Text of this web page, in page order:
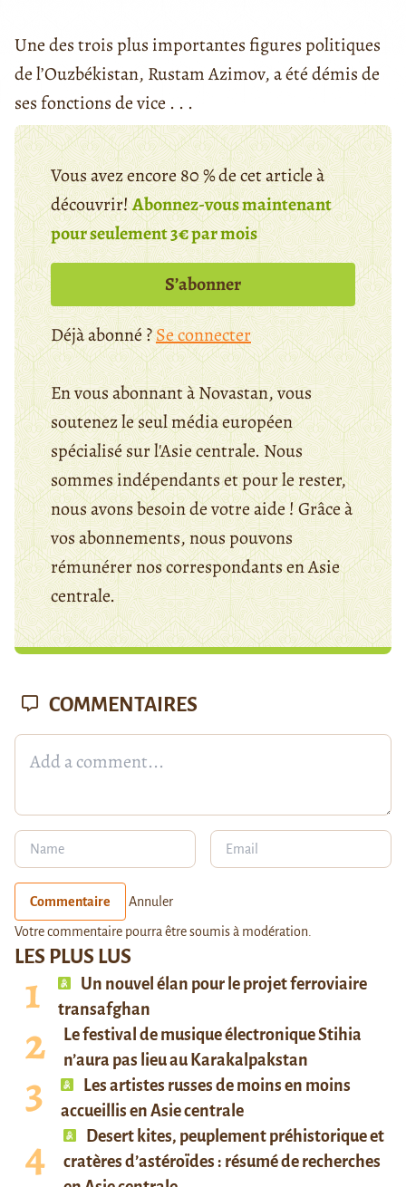
Une des trois plus importantes figures politiques
de l’Ouzbékistan, Rustam Azimov, a été démis de
ses fonctions de vice . . .
Vous avez encore 80 % de cet article à
découvrir!Abonnez-vous maintenant
pour seulement 3€ par mois
S’abonner
Déjà abonné ?Se connecter
En vous abonnant à Novastan, vous
soutenez le seul média européen
spécialisé sur l'Asie centrale. Nous
sommes indépendants et pour le rester,
nous avons besoin de votre aide ! Grâce à
vos abonnements, nous pouvons
rémunérer nos correspondants en Asie
centrale.
LES PLUS LUS
Un nouvel élan pour le projet ferroviaire
transafghan
Le festival de musique électronique Stihia
n’aura pas lieu au Karakalpakstan
Les artistes russes de moins en moins
accueillis en Asie centrale
Desert kites, peuplement préhistorique et
cratères d’astéroïdes : résumé de recherches
COMMENTAIRES
Commentaire Annuler
Votre commentaire pourra être soumis à modération.